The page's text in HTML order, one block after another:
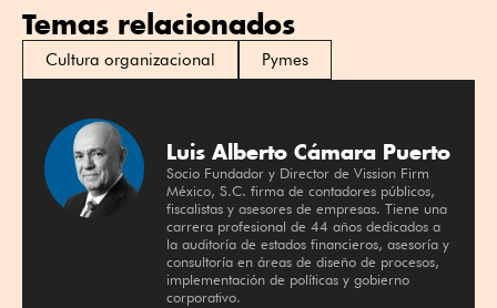
Temas relacionados
Cultura organizacional Pymes
Luis Alberto Cámara Puerto
Socio Fundador y Director de Vission Firm
México, S.C. firma de contadores públicos,
fiscalistas y asesores de empresas. Tiene una
carrera profesional de 44 años dedicados a
la auditoría de estados financieros, asesoría y
consultoría en áreas de diseño de procesos,
implementación de políticas y gobierno
corporativo.